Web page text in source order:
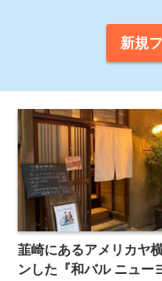
新規
韮崎にあるアメリカヤ
ンした『和バル ニュー